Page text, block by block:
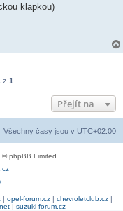
klapkou)
z 1
Přejít na
Všechny časy jsou v UTC+02:00
© phpBB Limited
| opel-forum.cz | chevroletclub.cz |
| suzuki-forum.cz